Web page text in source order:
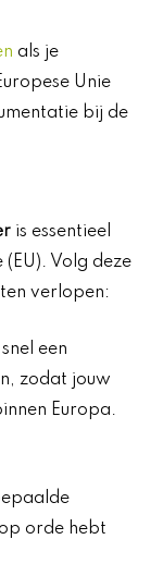
als je
Unie
bij de
is essentieel
Volg deze
verlopen:
een
zodat jouw
Europa.
orde hebt